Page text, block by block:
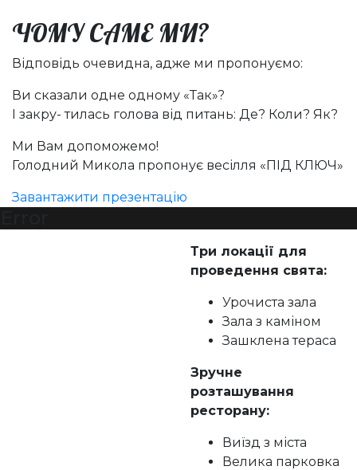
ЧОМУ САМЕ МИ?
Відповідь очевидна, адже ми пропонуємо:
Ви сказали одне одному «Так»?
І закру- тилась голова від питань: Де? Коли? Як?
Ми Вам допоможемо!
Голодний Микола пропонує весілля «ПІД КЛЮЧ»
Завантажити презентацію
Три локації для
проведення свята:
Урочиста зала
Зала з каміном
Зашклена тераса
Зручне
розташування
ресторану:
Виїзд з міста
Велика парковка